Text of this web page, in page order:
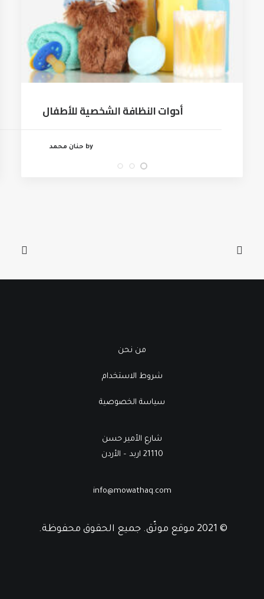
أدوات النظافة الشخصية للأطفال
by حنان محمد
© 2021 موقع موثّق. جميع الحقوق محفوظة.
من نحن
شروط الاستخدام
سياسة الخصوصية
شارع الأمير حسن
21110 اربد – الأردن
info@mowathaq.com